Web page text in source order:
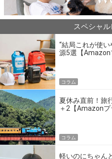
スペシャ
“結局これが使
源5選【Amazon
コラム
夏休み直前！旅
＋2【Amazon
コラム
軽いのにちゃん